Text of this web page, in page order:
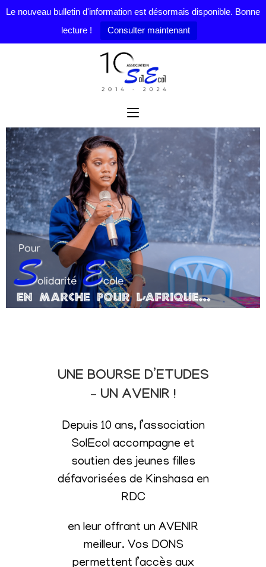
Le nouveau bulletin d'information est désormais disponible. Bonne
lecture !
Consulter maintenant
UNE BOURSE D’ETUDES
– UN AVENIR !
Depuis 10 ans, l’association
SolEcol accompagne et
soutien des jeunes filles
défavorisées de Kinshasa en
RDC
en leur offrant un AVENIR
meilleur. Vos DONS
permettent l’accès aux